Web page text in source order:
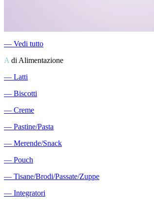
― Vedi tutto
A di Alimentazione
― Latti
― Biscotti
― Creme
― Pastine/Pasta
― Merende/Snack
― Pouch
― Tisane/Brodi/Passate/Zuppe
― Integratori